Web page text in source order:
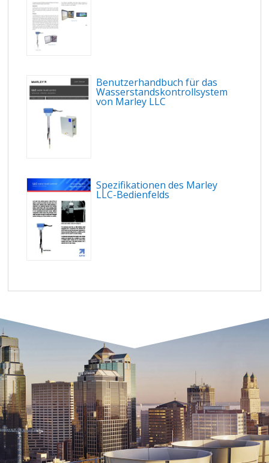
Benutzerhandbuch für das
Wasserstandskontrollsystem
von Marley LLC
Spezifikationen des Marley
LLC-Bedienfelds